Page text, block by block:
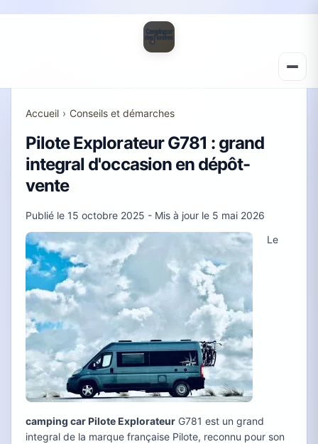
Accueil › Conseils et démarches
Pilote Explorateur G781 : grand
integral d'occasion en dépôt-
vente
Publié le 15 octobre 2025 - Mis à jour le 5 mai 2026
Le
camping car Pilote Explorateur G781 est un grand
integral de la marque française Pilote, reconnu pour son